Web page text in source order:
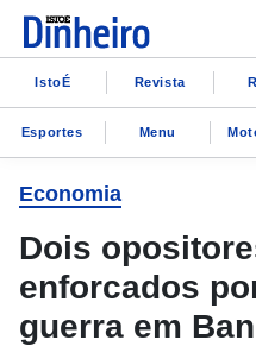
IstoÉ Revista
Esportes Menu
Economia
Dois
enforcados
guerra em